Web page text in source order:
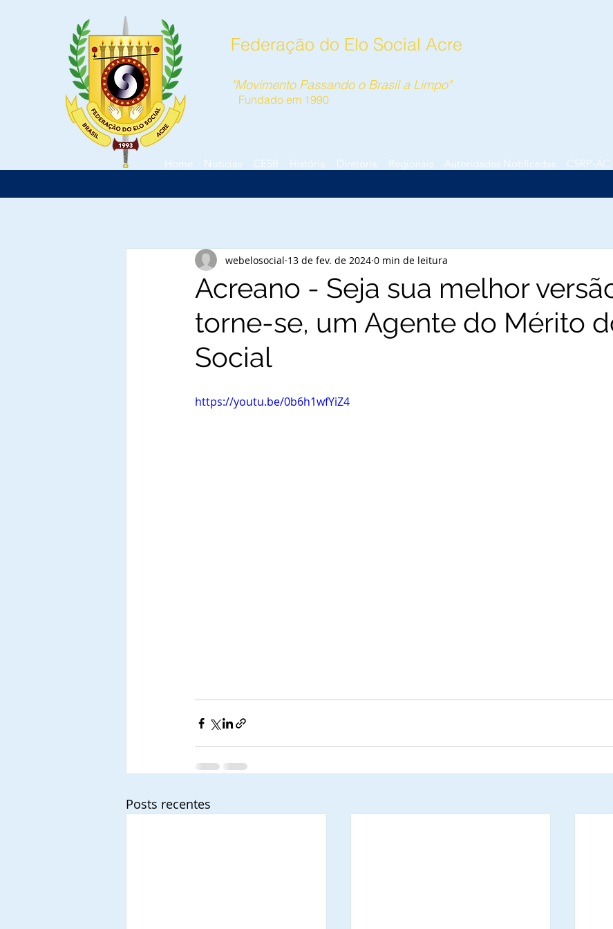
"Movimento Passando o Brasil a Limpo"
Fundado em 1990
Home Notícias CESB História Diretoria Regionais Autoridades Notificadas CSRP-AC
Federação do Elo Social Acre
Acreano - Seja sua melhor
torne-se, um Agente do Mérito
Social
webelosocial 13 de fev. de 2024 0 min de leitura
https://youtu.be/0b6h1wfYiZ4
Posts recentes